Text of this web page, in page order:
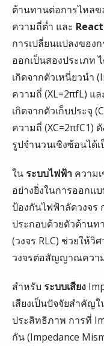
ต้านทานต่อการไหลข
ความถี่ต่ำ และ
การเปลี่ยนแปลงของ
ออกเป็นสองประเภท
เกิดจากตัวเหนี่ยวนำ
ความถี่ (XL​=2πfL) แล
เกิดจากตัวเก็บประจุ
ความถี่ (XC​=2πfC1​)
รูปจำนวนเชิงซ้อนได้
ใน ระบบไฟฟ้า ความ
อย่างยิ่งในการออกแ
ป้องกันไฟฟ้าลัดวงจร
ประกอบด้วยตัวต้านท
(วงจร RLC) ช่วยให้
วงจรต่อสัญญาณควา
สำหรับ ระบบเสียง
เสียงเป็นปัจจัยสำคัญ
ประสิทธิภาพ การที่
กัน (Impedance